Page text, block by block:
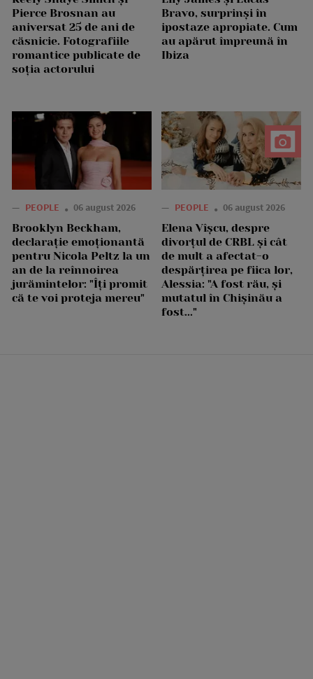
Pierce Brosnan au
aniversat 25 de ani de
căsnicie. Fotografiile
romantice publicate de
soția actorului
Bravo, surprinși în
ipostaze apropiate. Cum
au apărut împreună în
Ibiza
— PEOPLE 06 august 2026
Brooklyn Beckham,
declarație emoționantă
pentru Nicola Peltz la un
an de la reînnoirea
jurămintelor: "Îți promit
că te voi proteja mereu"
— PEOPLE 06 august 2026
Elena Vîșcu, despre
divorțul de CRBL și cât
de mult a afectat-o
despărțirea pe fiica lor,
Alessia: "A fost rău, și
mutatul în Chișinău a
fost..."